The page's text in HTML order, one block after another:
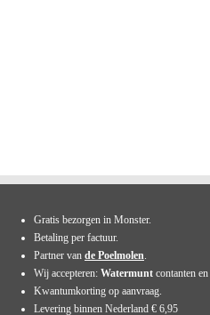
Gratis bezorgen in Monster.
Betaling per factuur.
Partner van de Poelmolen.
Wij accepteren: Watermunt contanten en
Kwantumkorting op aanvraag.
Levering binnen Nederland € 6,95